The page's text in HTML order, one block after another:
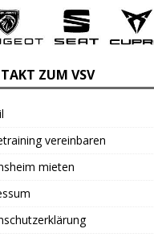
ZUM VSV
vereinbaren
mieten